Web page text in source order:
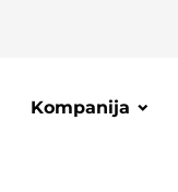
Kompanija